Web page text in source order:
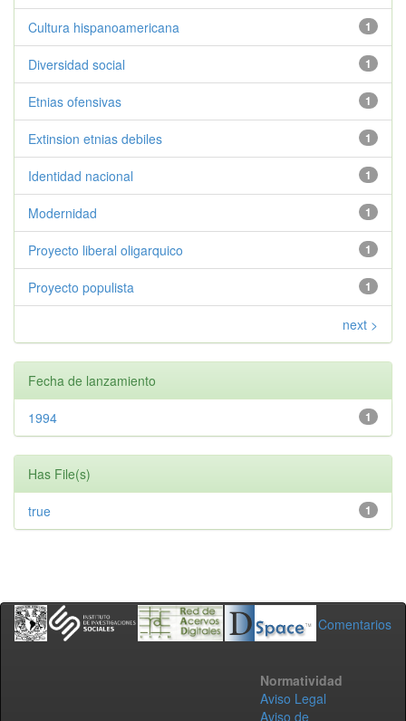
1
Cultura hispanoamericana
1
Diversidad social
1
Etnias ofensivas
1
Extinsion etnias debiles
1
Identidad nacional
1
Modernidad
1
Proyecto liberal oligarquico
1
Proyecto populista
next >
Fecha de lanzamiento
1
1994
Has File(s)
1
true
Comentarios
Normatividad
Aviso Legal
Aviso de